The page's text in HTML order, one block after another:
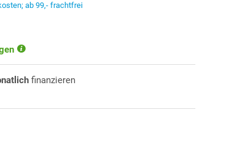
ab 99,- frachtfrei
finanzieren